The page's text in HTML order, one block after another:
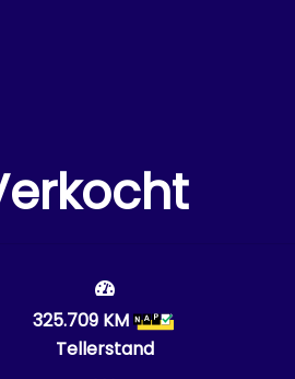
325.709 KM
Tellerstand